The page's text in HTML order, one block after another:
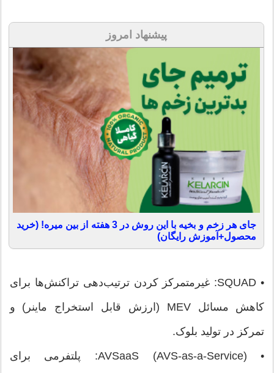
پیشنهاد امروز
جای هر زخم و بخیه با این روش در 3 هفته از بین میره! (خرید
محصول+آموزش رایگان)
• SQUAD: غیرمتمرکز کردن ترتیب‌دهی تراکنش‌ها برای
کاهش مسائل MEV (ارزش قابل استخراج ماینر) و
تمرکز در تولید بلوک.
• AVSaaS (AVS-as-a-Service): پلتفرمی برای